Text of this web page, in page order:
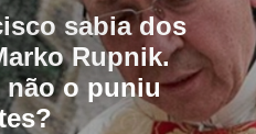
sabia dos
Rupnik.
não o puniu